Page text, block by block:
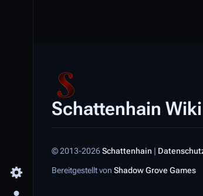
Toggle preferences menu
Schattenhain Wiki
© 2013-2026Schattenhain |
Bereitgestellt von Shadow Grove Games